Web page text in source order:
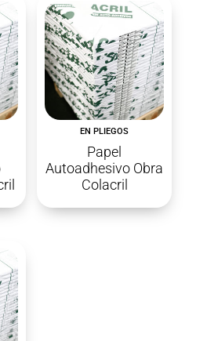
EN PLIEGOS
Papel
Autoadhesivo Obra
Colacril